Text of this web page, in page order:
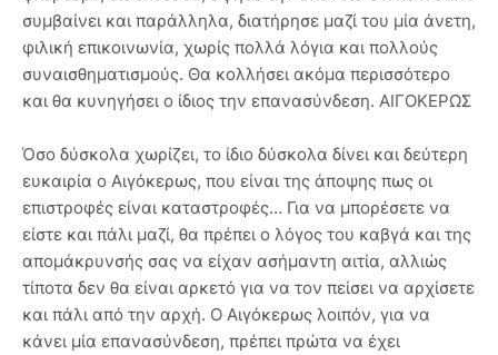
συμβαίνει και παράλληλα, διατήρησε μαζί του μία άνετη,
φιλική επικοινωνία, χωρίς πολλά λόγια και πολλούς
συναισθηματισμούς. Θα κολλήσει ακόμα περισσότερο
και θα κυνηγήσει ο ίδιος την επανασύνδεση. ΑΙΓΟΚΕΡΩΣ
Όσο δύσκολα χωρίζει, το ίδιο δύσκολα δίνει και δεύτερη
ευκαιρία ο Αιγόκερως, που είναι της άποψης πως οι
επιστροφές είναι καταστροφές… Για να μπορέσετε να
είστε και πάλι μαζί, θα πρέπει ο λόγος του καβγά και της
απομάκρυνσής σας να είχαν ασήμαντη αιτία, αλλιώς
τίποτα δεν θα είναι αρκετό για να τον πείσει να αρχίσετε
και πάλι από την αρχή. Ο Αιγόκερως λοιπόν, για να
κάνει μία επανασύνδεση, πρέπει πρώτα να έχει